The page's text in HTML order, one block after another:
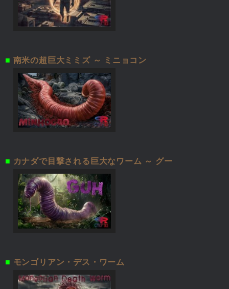
■ 南米の超巨大ミミズ ～ ミニョコン
■ カナダで目撃される巨大なワーム ～ グー
■ モンゴリアン・デス・ワーム